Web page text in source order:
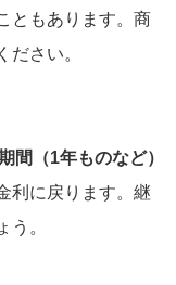
ともあります。商
ださい。
間（1年ものなど）
利に戻ります。継
う。